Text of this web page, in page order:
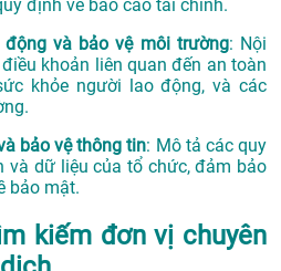
định về báo cáo tài chính.
và bảo vệ môi trường: Nội
khoản liên quan đến an toàn
khỏe người lao động, và các
bảo vệ thông tin: Mô tả các quy
và dữ liệu của tổ chức, đảm bảo
bảo mật.
kiếm đơn vị chuyên